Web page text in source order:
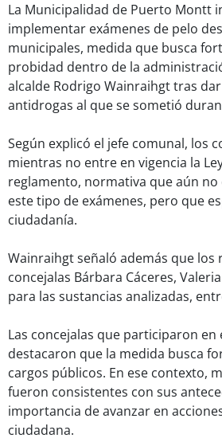
La Municipalidad de Puerto Montt
implementar exámenes de pelo
municipales, medida que busca
probidad dentro de la
alcalde Rodrigo Wainraihgt tras
antidrogas al que se sometió
Según explicó el jefe comunal, los
mientras no entre en vigencia la
reglamento, normativa que aún no
este tipo de exámenes, pero que
ciudadanía.
Wainraihgt señaló además que
concejalas Bárbara Cáceres,
para las sustancias analizadas,
Las concejalas que participaron
destacaron que la medida busca
cargos públicos. En ese contexto,
fueron consistentes con sus
importancia de avanzar en
ciudadana.